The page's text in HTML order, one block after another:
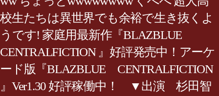
校生たちは異世界でも余裕で生き抜くよ
うです! 家庭用最新作『BLAZBLUE
CENTRALFICTION 』好評発売中！アーケ
ード版『BLAZBLUE CENTRALFICTION
』Ver1.30 好評稼働中！ ▼出演 杉田智